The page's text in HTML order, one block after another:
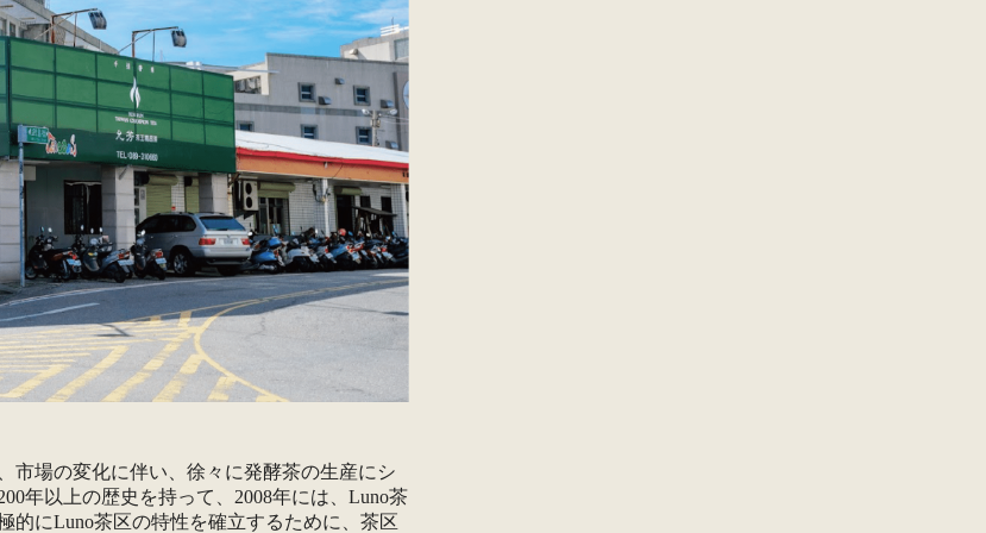
市場の変化に伴い、徐々に発酵茶の生産にシ
年以上の歴史を持って、2008年には、Luno茶
的にLuno茶区の特性を確立するために、茶区